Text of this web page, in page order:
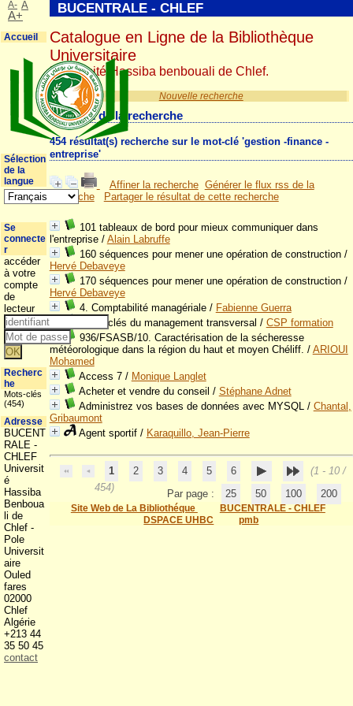
Nouvelle recherche
Résultat de la recherche
454 résultat(s) recherche sur le mot-clé 'gestion -finance -
entreprise'
Affiner la recherche Générer le flux rss de la
recherche
Partager le résultat de cette recherche
101 tableaux de bord pour mieux communiquer dans
l'entreprise/ Alain Labruffe
160 séquences pour mener une opération de construction/
Hervé Debaveye
170 séquences pour mener une opération de construction/
Hervé Debaveye
4. Comptabilité managériale/ Fabienne Guerra
Les 5 clés du management transversal / CSP formation
936/FSASB/10. Caractérisation de la sécheresse
météorologique dans la région du haut et moyen Chéliff. / ARIOUI
Mohamed
Access 7/ Monique Langlet
Acheter et vendre du conseil / Stéphane Adnet
Administrez vos bases de données avec MYSQL/ Chantal,
Gribaumont
Agent sportif/ Karaquillo, Jean-Pierre
1 2 3 4 5 6
(1 - 10 /
454)
Par page : 25 50 100 200
Site Web de La Bibliothéque
BUCENTRALE - CHLEF
DSPACE UHBC
pmb
BUCENTRALE - CHLEF
Catalogue en Ligne de la Bibliothèque
Universitaire
Université Hassiba benbouali de Chlef.
A- A
A+
Accueil
Sélection
de la
langue
Se
connecte
r
accéder
à votre
compte
de
lecteur
Recherc
he
Mots-clés
(454)
Adresse
BUCENT
RALE -
CHLEF
Universit
é
Hassiba
Benboua
li de
Chlef -
Pole
Universit
aire
Ouled
fares
02000
Chlef
Algérie
+213 44
35 50 45
contact